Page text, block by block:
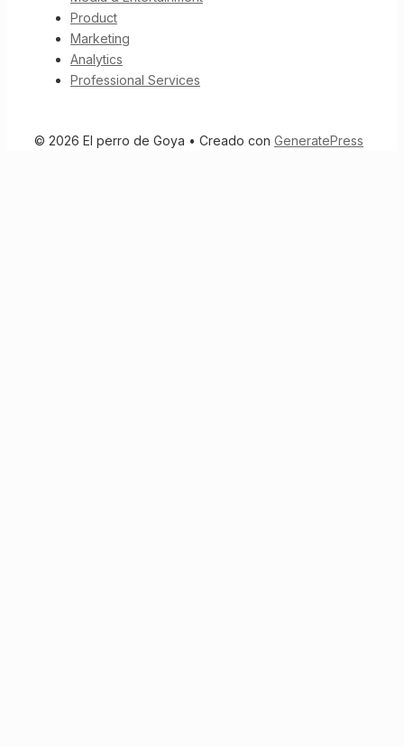
Product
Marketing
Analytics
Professional Services
© 2026 El perro de Goya • Creado con GeneratePress